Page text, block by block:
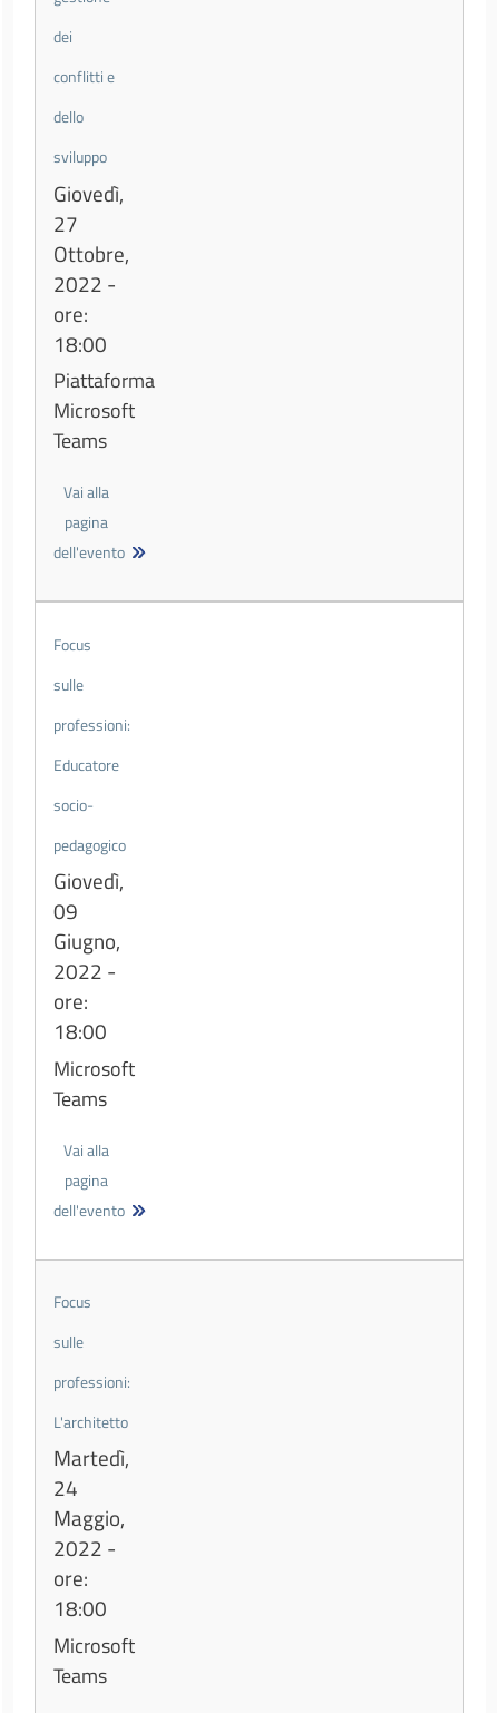
dei
conflitti e
dello
sviluppo
Giovedì,
27
Ottobre,
2022 -
ore:
18:00
Piattaforma
Microsoft
Teams
Vai alla
pagina
dell'evento
Focus
sulle
professioni:
Educatore
socio-
pedagogico
Giovedì,
09
Giugno,
2022 -
ore:
18:00
Microsoft
Teams
Vai alla
pagina
dell'evento
Focus
sulle
professioni:
L'architetto
Martedì,
24
Maggio,
2022 -
ore:
18:00
Microsoft
Teams